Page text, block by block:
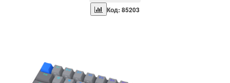
Код: 85203